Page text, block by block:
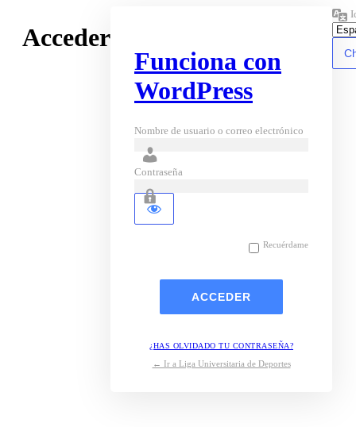
Acceder
Funciona con
WordPress
Nombre de usuario o correo electrónico
Contraseña
Recuérdame
¿HAS OLVIDADO TU CONTRASEÑA?
← Ir a Liga Universitaria de Deportes